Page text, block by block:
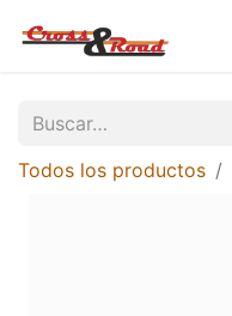
Todos los productos